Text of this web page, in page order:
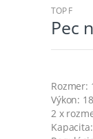
TOP F
Pec
Rozmer:
Výkon:
2 x